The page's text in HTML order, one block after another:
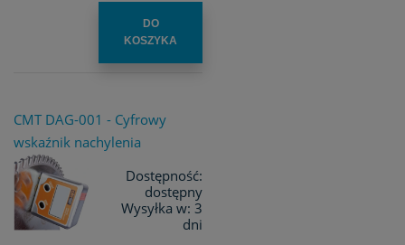
DO
KOSZYKA
CMT DAG-001 - Cyfrowy
wskaźnik nachylenia
Dostępność:
dostępny
Wysyłka w: 3
dni